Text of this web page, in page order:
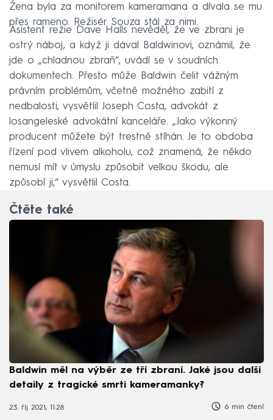
Žena byla za monitorem kameramana a dívala se mu
přes rameno. Režisér Souza stál za nimi.
Asistent režie Dave Halls nevěděl, že ve zbrani je
ostrý náboj, a když ji dával Baldwinovi, oznámil, že
jde o „chladnou zbraň“, uvádí se v soudních
dokumentech. Přesto může Baldwin čelit vážným
právním problémům, včetně možného zabití z
nedbalosti, vysvětlil Joseph Costa, advokát z
losangeleské advokátní kanceláře. „Jako výkonný
producent můžete být trestně stíhán. Je to obdoba
řízení pod vlivem alkoholu, což znamená, že někdo
nemusí mít v úmyslu způsobit velkou škodu, ale
způsobí ji,“ vysvětlil Costa.
Čtěte také
Baldwin měl na výběr ze tří zbraní. Jaké jsou další
detaily z tragické smrti kameramanky?
23. říj 2021, 11:28 6 min čtení